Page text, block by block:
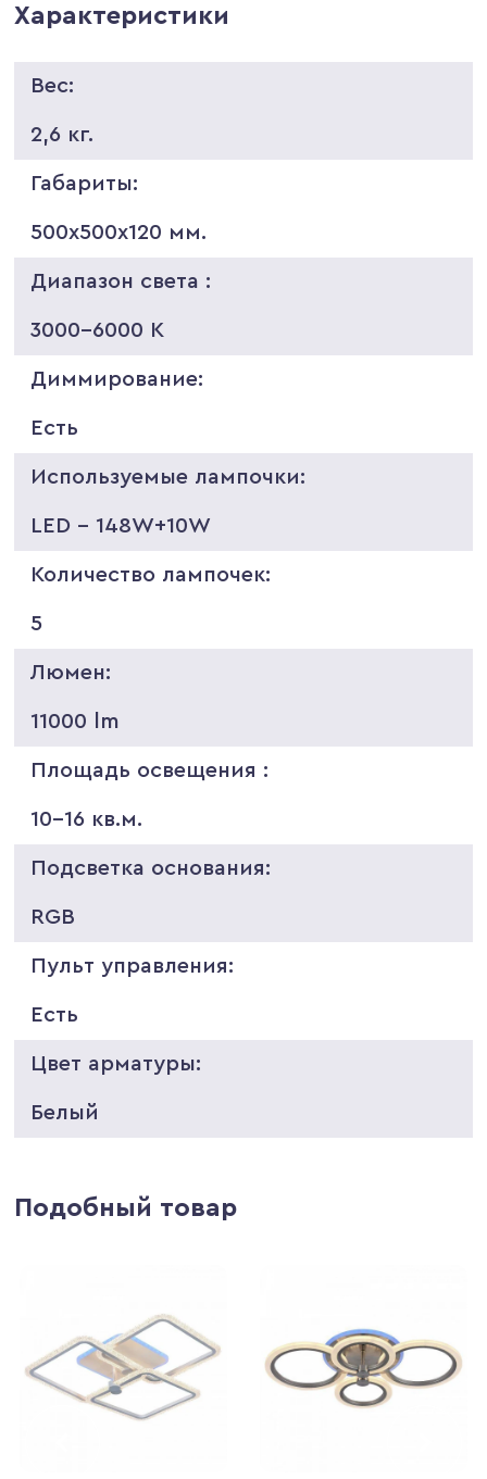
Характеристики
Вес:
2,6 кг.
Габариты:
500х500х120 мм.
Диапазон света :
3000-6000 K
Диммирование:
Есть
Используемые лампочки:
LED - 148W+10W
Количество лампочек:
5
Люмен:
11000 lm
Площадь освещения :
10-16 кв.м.
Подсветка основания:
RGB
Пульт управления:
Есть
Цвет арматуры:
Белый
Подобный товар